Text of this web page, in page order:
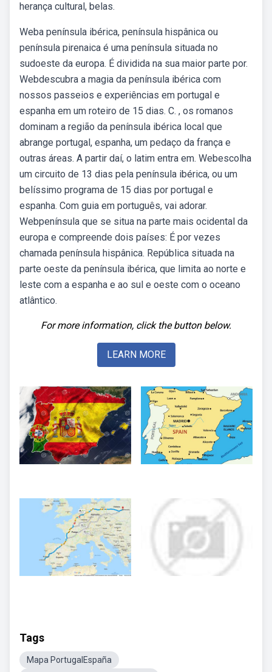
herança cultural, belas.
Weba península ibérica, península hispânica ou
península pirenaica é uma península situada no
sudoeste da europa. É dividida na sua maior parte por.
Webdescubra a magia da península ibérica com
nossos passeios e experiências em portugal e
espanha em um roteiro de 15 dias. C. , os romanos
dominam a região da península ibérica local que
abrange portugal, espanha, um pedaço da frança e
outras áreas. A partir daí, o latim entra em. Webescolha
um circuito de 13 dias pela península ibérica, ou um
belíssimo programa de 15 dias por portugal e
espanha. Com guia em português, vai adorar.
Webpenínsula que se situa na parte mais ocidental da
europa e compreende dois países: É por vezes
chamada península hispânica. República situada na
parte oeste da península ibérica, que limita ao norte e
leste com a espanha e ao sul e oeste com o oceano
atlântico.
For more information, click the button below.
LEARN MORE
Tags
Mapa PortugalEspaña